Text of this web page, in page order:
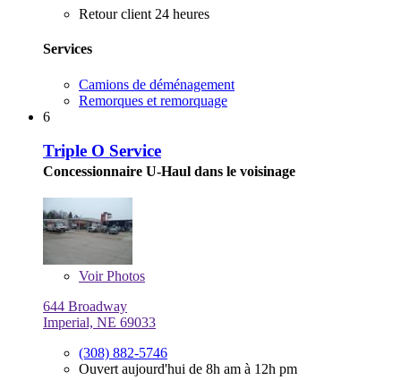
Retour client 24 heures
Services
Camions de déménagement
Remorques et remorquage
6
Triple O Service
Concessionnaire U-Haul dans le voisinage
VoirPhotos
644 Broadway
Imperial, NE 69033
(308) 882-5746
Ouvert aujourd'hui de 8h am à 12h pm